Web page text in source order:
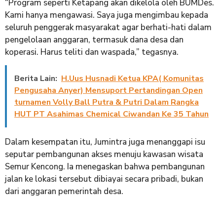
“Program seperti Ketapang akan dikelola oleh BUMDes.
Kami hanya mengawasi. Saya juga mengimbau kepada
seluruh penggerak masyarakat agar berhati-hati dalam
pengelolaan anggaran, termasuk dana desa dan
koperasi. Harus teliti dan waspada,” tegasnya.
Berita Lain: H.Uus Husnadi Ketua KPA( Komunitas
Pengusaha Anyer) Mensuport Pertandingan Open
turnamen Volly Ball Putra & Putri Dalam Rangka
HUT PT Asahimas Chemical Ciwandan Ke 35 Tahun
Dalam kesempatan itu, Jumintra juga menanggapi isu
seputar pembangunan akses menuju kawasan wisata
Semur Kencong. Ia menegaskan bahwa pembangunan
jalan ke lokasi tersebut dibiayai secara pribadi, bukan
dari anggaran pemerintah desa.